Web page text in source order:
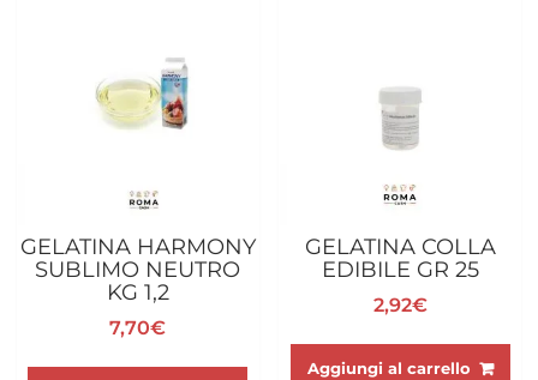
GELATINA HARMONY
SUBLIMO NEUTRO
KG 1,2
7,70€
GELATINA COLLA
EDIBILE GR 25
2,92€
Aggiungi al carrello